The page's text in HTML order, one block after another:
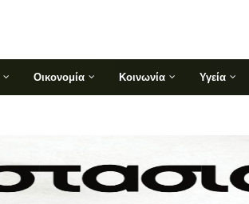
Οικονομία Κοινωνία Υγεία